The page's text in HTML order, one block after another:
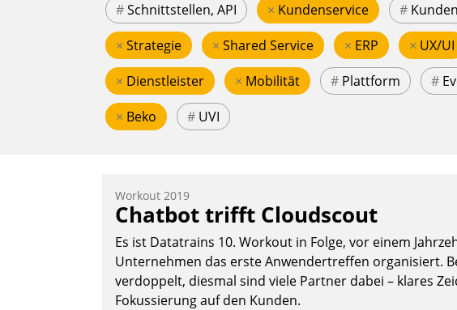
#Schnittstellen, API × Kundenservice #
× Strategie × Shared Service × ERP × UX/UI
× Dienstleister × Mobilität # Plattform #
× Beko # UVI
Workout 2019
Chatbot trifft Cloudscout
Es ist Datatrains 10. Workout in Folge, vor einem
Unternehmen das erste Anwendertreffen organisiert.
verdoppelt, diesmal sind viele Partner dabei – klares
Fokussierung auf den Kunden.